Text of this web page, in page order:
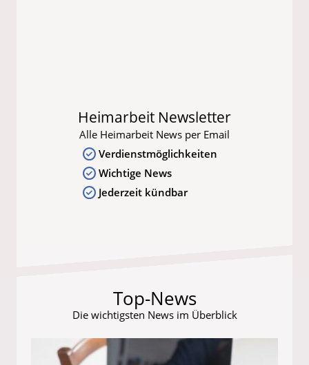
Heimarbeit Newsletter
Alle Heimarbeit News per Email
Verdienstmöglichkeiten
Wichtige News
Jederzeit kündbar
Top-News
Die wichtigsten News im Überblick